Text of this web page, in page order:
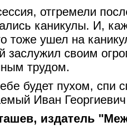
отгремели
каникулы. И,
тоже ушел на
заслужил своим
трудом.
будет пухом, спи
Иван
издатель